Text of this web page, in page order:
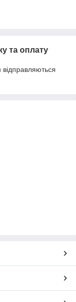
та оплату